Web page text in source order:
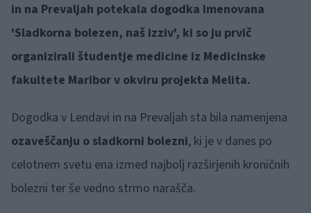
in na Prevaljah potekala dogodka imenovana
'Sladkorna bolezen, naš izziv', ki so ju prvič
organizirali študentje medicine iz Medicinske
fakultete Maribor v okviru projekta Melita.
Dogodka v Lendavi in na Prevaljah sta bila namenjena
ozaveščanju o sladkorni bolezni, ki je v danes po
celotnem svetu ena izmed najbolj razširjenih kroničnih
bolezni ter še vedno strmo narašča.